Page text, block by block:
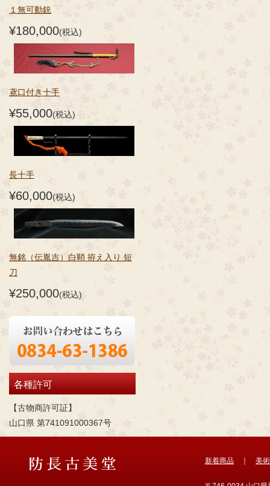
１無可動銃
¥180,000(税込)
鳶口付き十手
¥55,000(税込)
長十手
¥60,000(税込)
無銘（伝胤吉）白鞘 拵え入り 短
刀
¥250,000(税込)
各種許可
【古物商許可証】
山口県 第741091000367号
新着商品 美